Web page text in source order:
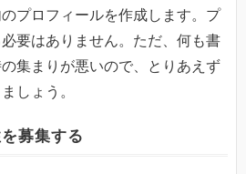
プロフィールを作成します。プ
要はありません。ただ、何も書
集まりが悪いので、とりあえず
しょう。
募集する